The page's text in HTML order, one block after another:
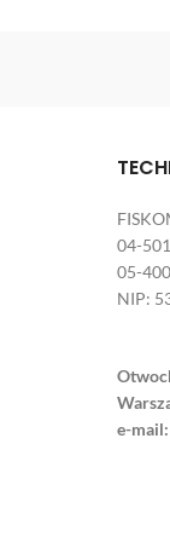
04-
05-
NIP:
e-mail: